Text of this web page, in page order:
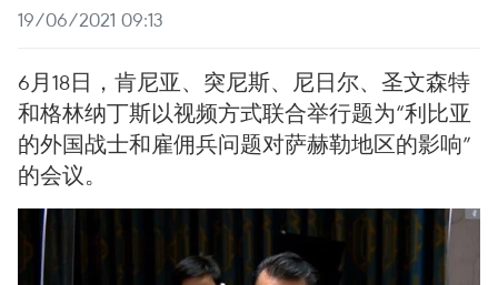
19/06/2021 09:13
6月18日，肯尼亚、突尼斯、尼日尔、圣文森特
和格林纳丁斯以视频方式联合举行题为“利比亚
的外国战士和雇佣兵问题对萨赫勒地区的影响”
的会议。